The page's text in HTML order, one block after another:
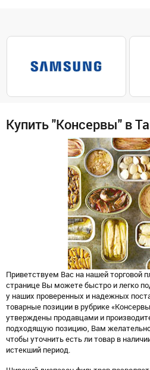
Купить "Консервы" в
Приветствуем Вас на нашей торговой
странице Вы можете быстро и легко
у наших проверенных и надежных
товарные позиции в рубрике
утверждены продавцами и
подходящую позицию, Вам
чтобы уточнить есть ли товар в
истекший период.